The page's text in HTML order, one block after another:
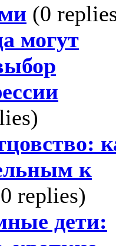
(0
могут
к
replies)
дети: